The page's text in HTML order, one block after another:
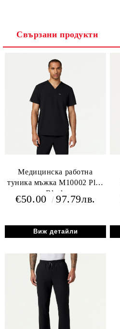
Свързани продукти
Медицинска работна
туника мъжка M10002 Platt
Black
€50.00 97.79лв.
Виж детайли